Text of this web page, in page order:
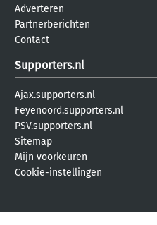
Adverteren
Partnerberichten
Contact
Supporters.nl
Ajax.supporters.nl
Feyenoord.supporters.nl
PSV.supporters.nl
Sitemap
Mijn voorkeuren
Cookie-instellingen